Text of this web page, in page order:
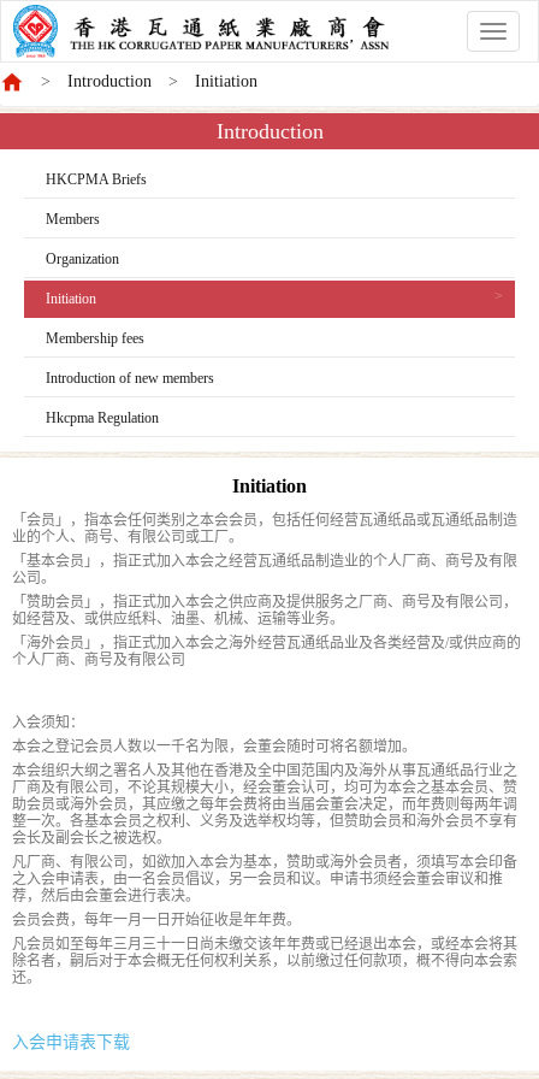
香
港
會
Introduction Initiation
Introduction
HKCPMA Briefs
Members
Organization
Initiation
Membership fees
Introduction of new members
Hkcpma Regulation
Initiation
「会员」，指本会任何类别之本会会员，包括任何经营瓦通纸品或瓦通纸品制造
业的个人、商号、有限公司或工厂。
「基本会员」，指正式加入本会之经营瓦通纸品制造业的个人厂商、商号及有限
公司。
「赞助会员」，指正式加入本会之供应商及提供服务之厂商、商号及有限公司，
如经营及、或供应纸料、油墨、机械、运输等业务。
「海外会员」，指正式加入本会之海外经营瓦通纸品业及各类经营及/或供应商的
个人厂商、商号及有限公司
入会须知：
本会之登记会员人数以一千名为限，会董会随时可将名额增加。
本会组织大纲之署名人及其他在香港及全中国范围内及海外从事瓦通纸品行业之
厂商及有限公司，不论其规模大小，经会董会认可，均可为本会之基本会员、赞
助会员或海外会员，其应缴之每年会费将由当届会董会决定，而年费则每两年调
整一次。各基本会员之权利、义务及选举权均等，但赞助会员和海外会员不享有
会长及副会长之被选权。
凡厂商、有限公司，如欲加入本会为基本，赞助或海外会员者，须填写本会印备
之入会申请表，由一名会员倡议，另一会员和议。申请书须经会董会审议和推
荐，然后由会董会进行表决。
会员会费，每年一月一日开始征收是年年费。
凡会员如至每年三月三十一日尚未缴交该年年费或已经退出本会，或经本会将其
除名者，嗣后对于本会概无任何权利关系，以前缴过任何款项，概不得向本会索
还。
入会申请表下载